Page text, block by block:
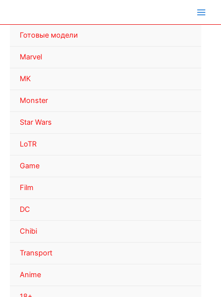
Готовые модели
Marvel
MK
Monster
Star Wars
LoTR
Game
Film
DC
Chibi
Transport
Anime